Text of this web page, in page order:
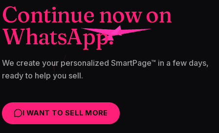
Continue now on
WhatsApp.
We create your personalized SmartPage™ in a few days,
ready to help you sell.
I WANT TO SELL MORE